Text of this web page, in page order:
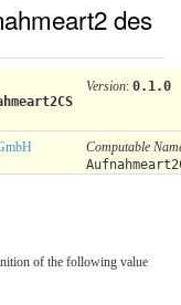
des
Version: 0.1.0
Computable
of the following value